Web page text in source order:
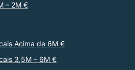
– 2M €
Acima de 6M €
3,5M – 6M €